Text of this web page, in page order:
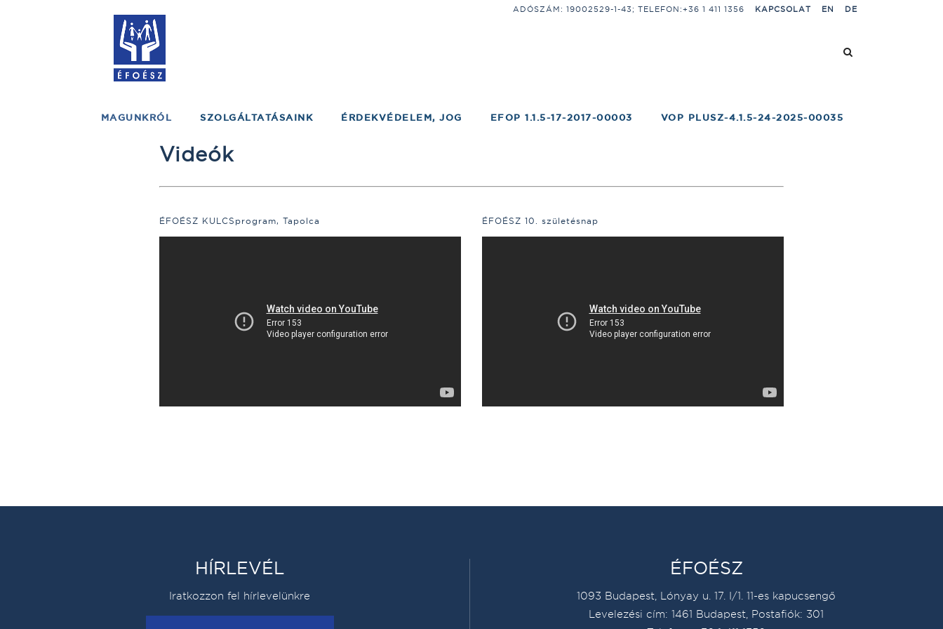
ADÓSZÁM: 19002529-1-43; TELEFON:+36 1 411 1356 KAPCSOLAT EN DE
MAGUNKRÓL SZOLGÁLTATÁSAINK ÉRDEKVÉDELEM, JOG EFOP 1.1.5-17-2017-00003 VOP PLUSZ-4.1.5-24-2025-00035
Videók
ÉFOÉSZ KULCSprogram, Tapolca ÉFOÉSZ 10. születésnap
HÍRLEVÉL
Iratkozzon fel hírlevelünkre
ÉFOÉSZ
1093 Budapest, Lónyay u. 17. I/1. 11-es kapucsengő
Levelezési cím: 1461 Budapest, Postafiók: 301